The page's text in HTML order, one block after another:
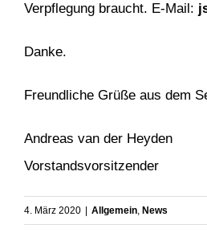
Verpflegung braucht. E-Mail:
Danke.
Freundliche Grüße aus dem
Andreas van der Heyden
Vorstandsvorsitzender
4. März 2020 Allgemein, News